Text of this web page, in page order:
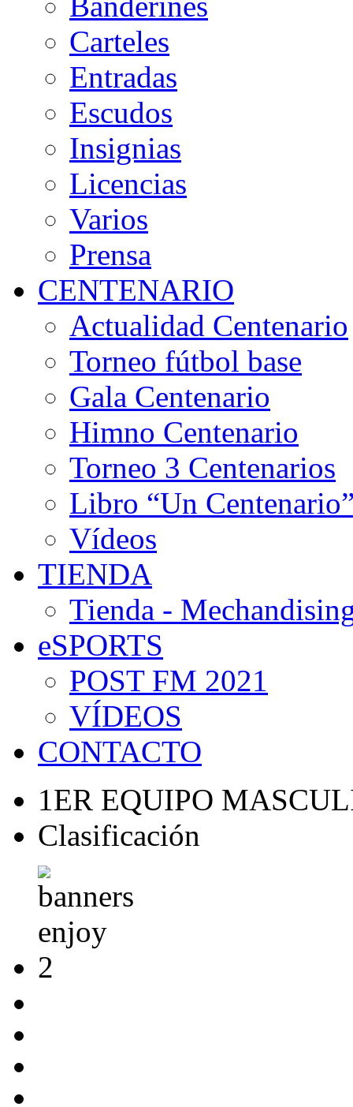
Carteles
Entradas
Escudos
Insignias
Licencias
Varios
Prensa
CENTENARIO
Actualidad Centenario
Torneo fútbol base
Gala Centenario
Himno Centenario
Torneo 3 Centenarios
Libro “Un
Vídeos
TIENDA
Tienda -
eSPORTS
POST FM 2021
VÍDEOS
CONTACTO
1ER EQUIPO
Clasificación